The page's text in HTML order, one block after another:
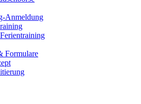
Anmeldung
Formulare